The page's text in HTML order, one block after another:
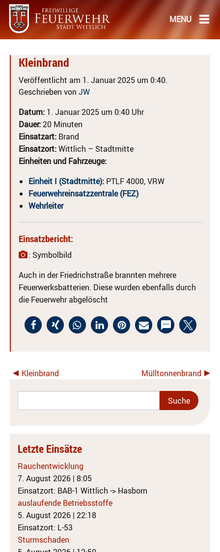
Kleinbrand
Veröffentlicht am 1. Januar 2025 um 0:40.
Geschrieben von JW
Datum: 1. Januar 2025 um 0:40 Uhr
Dauer:20 Minuten
Einsatzart: Brand
Einsatzort:Wittlich – Stadtmitte
Einheiten und Fahrzeuge:
Einheit I (Stadtmitte): PTLF 4000, VRW
Feuerwehreinsatzzentrale (FEZ)
Wehrleiter
Einsatzbericht:
: Symbolbild
Auch in der Friedrichstraße brannten mehrere
Feuerwerksbatterien. Diese wurden ebenfalls durch
die Feuerwehr abgelöscht
Kleinbrand Mülltonnenbrand
Letzte Einsätze
Rauchentwicklung
7. August 2026 | 8:05
Einsatzort: BAB-1 Wittlich -> Hasborn
auslaufende Betriebsstoffe
5. August 2026 | 22:18
Einsatzort: L-53
Sturmschaden